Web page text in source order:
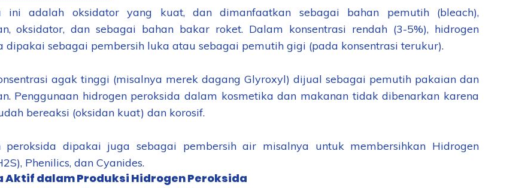
ini adalah oksidator yang kuat, dan dimanfaatkan sebagai bahan pemutih (bleach),
oksidator, dan sebagai bahan bakar roket. Dalam konsentrasi rendah (3-5%), hidrogen
dipakai sebagai pembersih luka atau sebagai pemutih gigi (pada konsentrasi terukur).
agak tinggi (misalnya merek dagang Glyroxyl) dijual sebagai pemutih pakaian dan
Penggunaan hidrogen peroksida dalam kosmetika dan makanan tidak dibenarkan karena
bereaksi (oksidan kuat) dan korosif.
peroksida dipakai juga sebagai pembersih air misalnya untuk membersihkan Hidrogen
Phenilics, dan Cyanides.
Aktif dalam Produksi Hidrogen Peroksida